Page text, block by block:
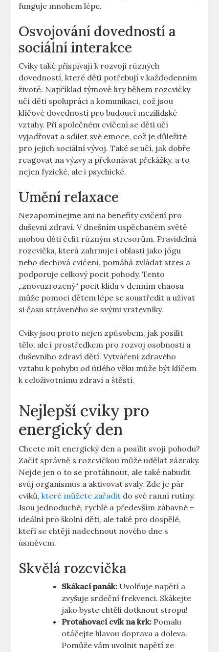
funguje mnohem lépe.
Osvojování dovedností a
sociální interakce
Cviky také přispívají k rozvoji různých
dovedností, které děti potřebují v každodenním
životě. Například týmové hry během rozcvičky
učí děti spolupráci a komunikaci, což jsou
klíčové dovednosti pro budoucí mezilidské
vztahy. Při společném cvičení se děti učí
vyjadřovat a sdílet své emoce, což je důležité
pro jejich sociální vývoj. Také se učí, jak dobře
reagovat na výzvy a překonávat překážky, a to
nejen fyzické, ale i psychické.
Umění relaxace
Nezapomínejme ani na benefity cvičení pro
duševní zdraví. V dnešním uspěchaném světě
mohou děti čelit různým stresorům. Pravidelná
rozcvička, která zahrnuje i oblasti jako jógu
nebo dechová cvičení, pomáhá zvládat stres a
podporuje celkový pocit pohody. Tento
„znovuzrozený“ pocit klidu v denním chaosu
může pomoci dětem lépe se soustředit a užívat
si času stráveného se svými vrstevníky.
Cviky jsou proto nejen způsobem, jak posílit
tělo, ale i prostředkem pro rozvoj osobnosti a
duševního zdraví dětí. Vytváření zdravého
vztahu k pohybu od útlého věku může být klíčem
k celoživotnímu zdraví a štěstí.
Nejlepší cviky pro
energický den
Chcete mít energický den a posílit svoji pohodu?
Začít správně s rozcvičkou může udělat zázraky.
Nejde jen o to se protáhnout, ale také nabudit
svůj organismus a aktivovat svaly. Zde je pár
cviků,které můžete zařadit do své ranní rutiny.
Jsou jednoduché, rychlé a především zábavné –
ideální pro školní děti, ale také pro dospělé,
kteří se chtějí nadechnout nového dne s
úsměvem.
Skvělá rozcvička
Skákací panák: Uvolňuje napětí a
zvyšuje srdeční frekvenci. Skákejte
jako byste chtěli dotknout stropu!
Protahovací cvik na krk: Pomalu
otáčejte hlavou doprava a doleva.
Pomůže vám uvolnit napětí ze